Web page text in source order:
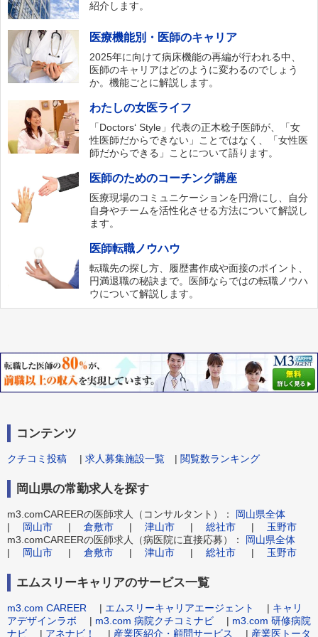
紹介します。
医療機能別・医師のキャリア
2025年に向けて病床機能の再編が行われる中、
医師のキャリアはどのように変わるのでしょう
か。機能ごとに解説します。
わたしの女医ライフ
「Doctors‘ Style」代表の正木稔子医師が、「女
性医師だからできない」ことではなく、「女性医
師だからできる」ことについて語ります。
医師のためのコーチング講座
医療現場のコミュニケーションを円滑にし、自分
自身やチームを活性化させる方法について解説し
ます。
医師転職ノウハウ
転職先の探し方、履歴書作成や面接のポイント、
円満退職の秘訣まで。医師ならではの転職ノウハ
ウについて解説します。
コンテンツ
クチコミ投稿 | 求人募集施設一覧 | 閲覧数ランキング
岡山県の常勤求人を探す
m3.comCAREERの医師求人（コンサルタント）： 岡山県全体
| 岡山市 | 倉敷市 | 津山市 | 総社市 | 玉野市
m3.comCAREERの医師求人（病医院に直接応募）： 岡山県全体
| 岡山市 | 倉敷市 | 津山市 | 総社市 | 玉野市
エムスリーキャリアのサービス一覧
m3.com CAREER | エムスリーキャリアエージェント | キャリ
アデザインラボ | m3.com 病院クチコミナビ | m3.com 研修病院
ナビ | アネナビ！ | 産業医紹介・顧問サービス | 産業医トータ